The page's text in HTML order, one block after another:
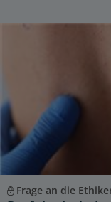
Frage an die